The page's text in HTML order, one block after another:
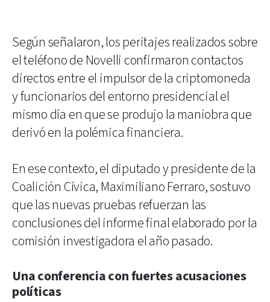
Según señalaron, los peritajes realizados sobre
el teléfono de Novelli confirmaron contactos
directos entre el impulsor de la criptomoneda
y funcionarios del entorno presidencial el
mismo día en que se produjo la maniobra que
derivó en la polémica financiera.
En ese contexto, el diputado y presidente de la
Coalición Cívica, Maximiliano Ferraro, sostuvo
que las nuevas pruebas refuerzan las
conclusiones del informe final elaborado por la
comisión investigadora el año pasado.
Una conferencia con fuertes acusaciones
políticas